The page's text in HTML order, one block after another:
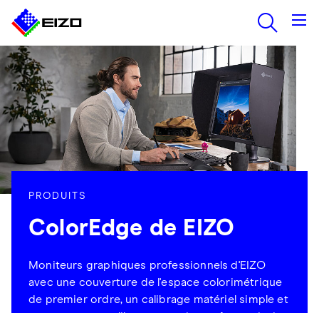
PRODUITS
ColorEdge de EIZO
Moniteurs graphiques professionnels d'EIZO
avec une couverture de l'espace colorimétrique
de premier ordre, un calibrage matériel simple et